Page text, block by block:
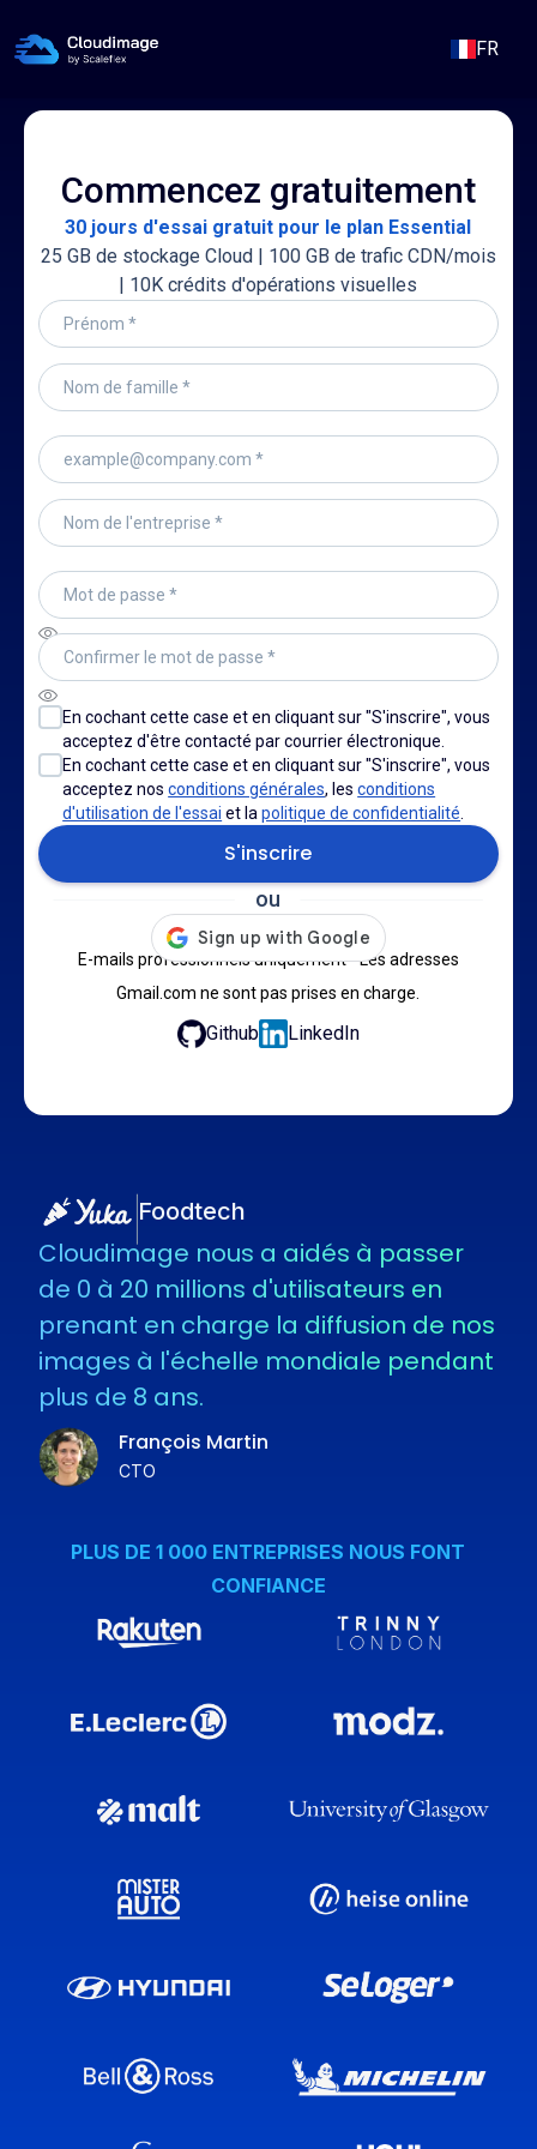
FR
Commencez gratuitement
30 jours d'essai gratuit pour le plan Essential
25 GB de stockage Cloud | 100 GB de trafic CDN/mois
| 10K crédits d'opérations visuelles
En cochant cette case et en cliquant sur "S'inscrire", vous
acceptez d'être contacté par courrier électronique.
En cochant cette case et en cliquant sur "S'inscrire", vous
acceptez nosconditions générales, lesconditions
d'utilisation de l'essai et lapolitique de confidentialité.
ou
E-mails professionnels uniquement - Les adresses
Gmail.com ne sont pas prises en charge.
Github LinkedIn
Foodtech
Cloudimage nous a aidés à passer
de 0 à 20 millions d'utilisateurs en
prenant en charge la diffusion de nos
images à l'échelle mondiale pendant
plus de 8 ans.
François Martin
CTO
PLUS DE 1 000 ENTREPRISES NOUS FONT
CONFIANCE